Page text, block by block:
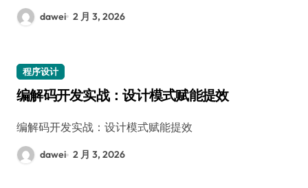
dawei 2 月 3, 2026
程序设计
编解码开发实战：设计模式赋能提效
编解码开发实战：设计模式赋能提效
dawei 2 月 3, 2026